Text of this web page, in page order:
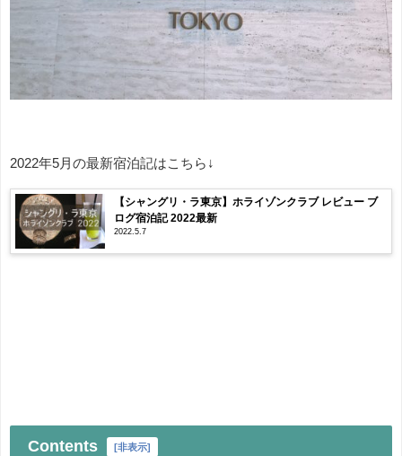
2022年5月の最新宿泊記はこちら↓
【シャングリ・ラ東京】ホライゾンクラブ レビュー ブ
ログ宿泊記 2022最新
2022.5.7
Contents [非表示]